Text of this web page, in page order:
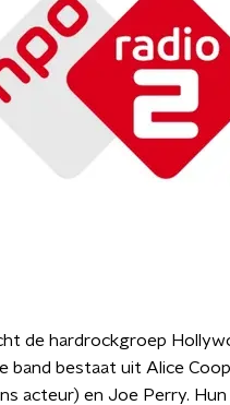
de hardrockgroep
band bestaat uit Alice
acteur) en Joe Perry.